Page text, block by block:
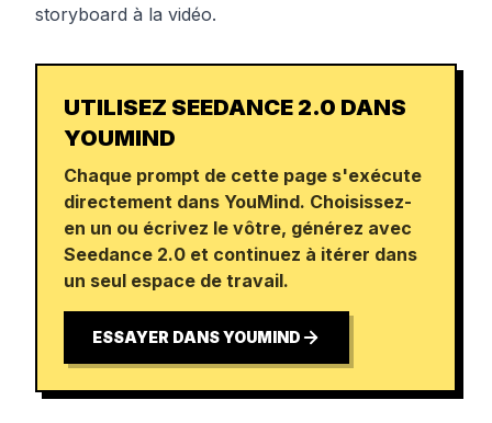
storyboard à la vidéo.
UTILISEZ SEEDANCE 2.0 DANS
YOUMIND
Chaque prompt de cette page s'exécute
directement dans YouMind. Choisissez-
en un ou écrivez le vôtre, générez avec
Seedance 2.0 et continuez à itérer dans
un seul espace de travail.
ESSAYER DANS YOUMIND